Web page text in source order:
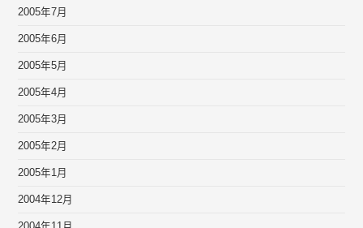
2005年7月
2005年6月
2005年5月
2005年4月
2005年3月
2005年2月
2005年1月
2004年12月